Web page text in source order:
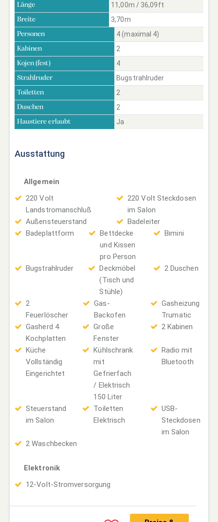
Länge 11,00m / 36,09ft
Breite 3,70m
Personen 4 (maximal 4)
Kabinen 2
Kojen (fest) 4
Strahlruder Bugstrahlruder
Toiletten 2
Duschen 2
Haustiere erlaubt Ja
Ausstattung
Allgemein
220 Volt
Landstromanschluß
220 Volt Steckdosen
im Salon
Außensteuerstand
Badeleiter
Badeplattform
Bettdecke
und Kissen
pro Person
Bimini
Bugstrahlruder
Deckmöbel
(Tisch und
Stühle)
2 Duschen
2
Feuerlöscher
Gas-
Backofen
Gasheizung
Trumatic
Gasherd 4
Kochplatten
Große
Fenster
2 Kabinen
Küche
Vollständig
Eingerichtet
Kühlschrank
mit
Gefrierfach
/ Elektrisch
150 Liter
Radio mit
Bluetooth
Steuerstand
im Salon
Toiletten
Elektrisch
USB-
Steckdosen
im Salon
2 Waschbecken
Elektronik
12-Volt-Stromversorgung